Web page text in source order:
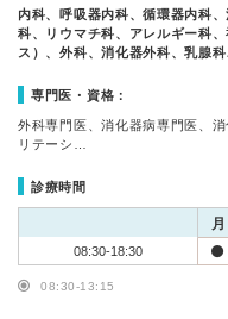
内科、呼吸器内科、循環器内科
科、リウマチ科、アレルギー科
ス）、外科、消化器外科、乳腺
専門医・資格：
外科専門医、消化器病専門医、
リテーシ…
診療時間
月
08:30-18:30
08:30-13:15